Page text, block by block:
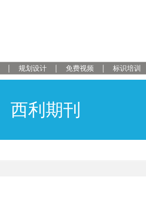
规划设计 免费视频 标识培训
西利期刊